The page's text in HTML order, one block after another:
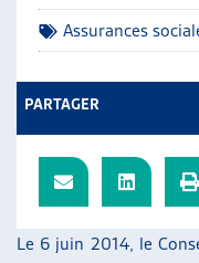
Le 6 juin 2014, le
Assurances
PARTAGER